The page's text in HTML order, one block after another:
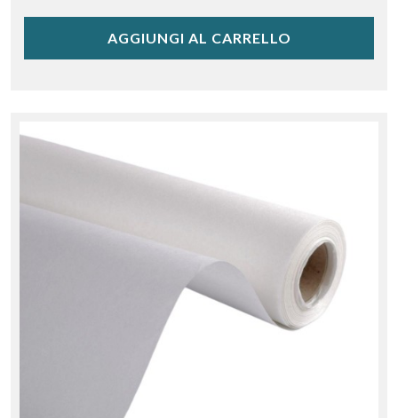
AGGIUNGI AL CARRELLO